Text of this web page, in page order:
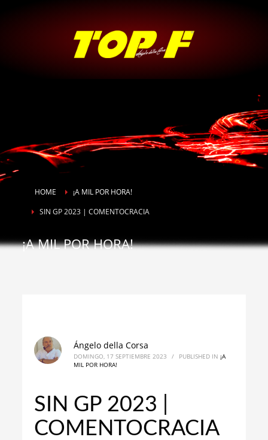
HOME
¡A MIL POR HORA!
SIN GP 2023 | COMENTOCRACIA
¡A MIL POR HORA!
Ángelo della Corsa
DOMINGO, 17 SEPTIEMBRE 2023 / PUBLISHED IN¡A
MIL POR HORA!
SIN GP 2023 |
COMENTOCRACIA